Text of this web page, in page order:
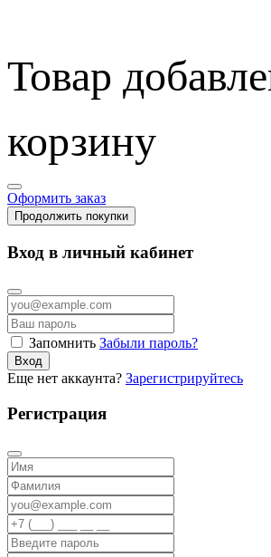
Товар
корзину
Оформить заказ
Продолжить покупки
Вход в личный кабинет
Запомнить Забыли пароль?
Вход
Еще нет аккаунта? Зарегистрируйтесь
Регистрация